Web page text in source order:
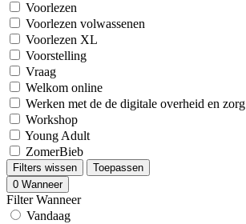
Voorlezen
Voorlezen volwassenen
Voorlezen XL
Voorstelling
Vraag
Welkom online
Werken met de de digitale overheid en zorg
Workshop
Young Adult
ZomerBieb
Filters wissen
Toepassen
0 Wanneer
Filter Wanneer
Vandaag